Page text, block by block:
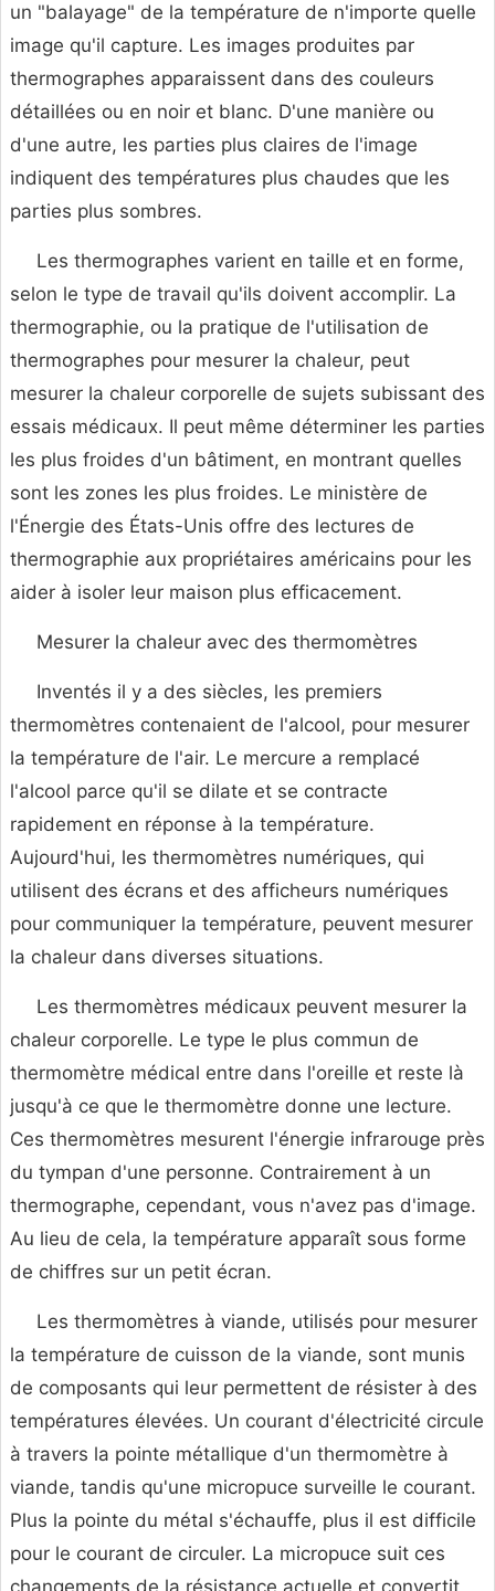
un "balayage" de la température de n'importe quelle
image qu'il capture. Les images produites par
thermographes apparaissent dans des couleurs
détaillées ou en noir et blanc. D'une manière ou
d'une autre, les parties plus claires de l'image
indiquent des températures plus chaudes que les
parties plus sombres.
Les thermographes varient en taille et en forme,
selon le type de travail qu'ils doivent accomplir. La
thermographie, ou la pratique de l'utilisation de
thermographes pour mesurer la chaleur, peut
mesurer la chaleur corporelle de sujets subissant des
essais médicaux. Il peut même déterminer les parties
les plus froides d'un bâtiment, en montrant quelles
sont les zones les plus froides. Le ministère de
l'Énergie des États-Unis offre des lectures de
thermographie aux propriétaires américains pour les
aider à isoler leur maison plus efficacement.
Mesurer la chaleur avec des thermomètres
Inventés il y a des siècles, les premiers
thermomètres contenaient de l'alcool, pour mesurer
la température de l'air. Le mercure a remplacé
l'alcool parce qu'il se dilate et se contracte
rapidement en réponse à la température.
Aujourd'hui, les thermomètres numériques, qui
utilisent des écrans et des afficheurs numériques
pour communiquer la température, peuvent mesurer
la chaleur dans diverses situations.
Les thermomètres médicaux peuvent mesurer la
chaleur corporelle. Le type le plus commun de
thermomètre médical entre dans l'oreille et reste là
jusqu'à ce que le thermomètre donne une lecture.
Ces thermomètres mesurent l'énergie infrarouge près
du tympan d'une personne. Contrairement à un
thermographe, cependant, vous n'avez pas d'image.
Au lieu de cela, la température apparaît sous forme
de chiffres sur un petit écran.
Les thermomètres à viande, utilisés pour mesurer
la température de cuisson de la viande, sont munis
de composants qui leur permettent de résister à des
températures élevées. Un courant d'électricité circule
à travers la pointe métallique d'un thermomètre à
viande, tandis qu'une micropuce surveille le courant.
Plus la pointe du métal s'échauffe, plus il est difficile
pour le courant de circuler. La micropuce suit ces